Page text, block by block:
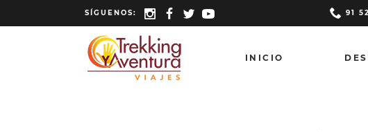
SÍGUENOS: 91
INICIO